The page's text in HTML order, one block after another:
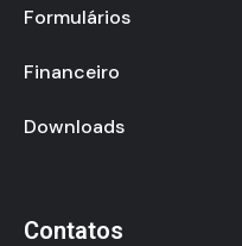
Formulários
Financeiro
Downloads
Contatos